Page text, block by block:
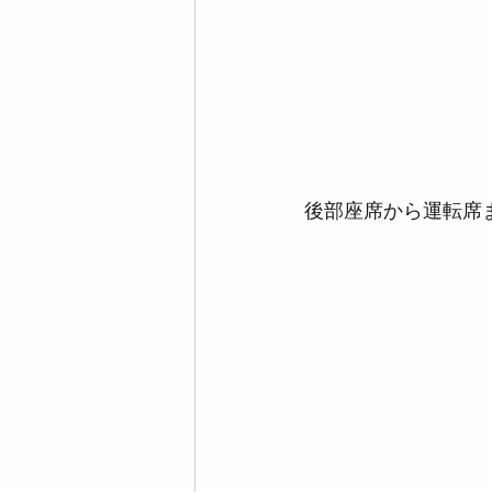
後部座席から運転席